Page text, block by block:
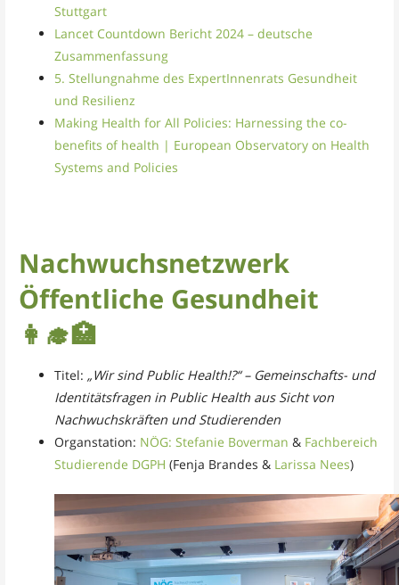
Stuttgart
Lancet Countdown Bericht 2024 – deutsche
Zusammenfassung
5. Stellungnahme des ExpertInnenrats Gesundheit
und Resilienz
Making Health for All Policies: Harnessing the co-
benefits of health | European Observatory on Health
Systems and Policies
Nachwuchsnetzwerk
Öffentliche Gesundheit
👩‍🎓🏥
Titel: „Wir sind Public Health!?“ – Gemeinschafts- und
Identitätsfragen in Public Health aus Sicht von
Nachwuchskräften und Studierenden
Organstation: NÖG: Stefanie Boverman & Fachbereich
Studierende DGPH (Fenja Brandes & Larissa Nees)